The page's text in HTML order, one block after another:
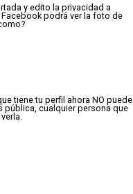
y edito la privacidad a
podrá ver la foto de
tiene tu perfil ahora NO puede
pública, cualquier persona que